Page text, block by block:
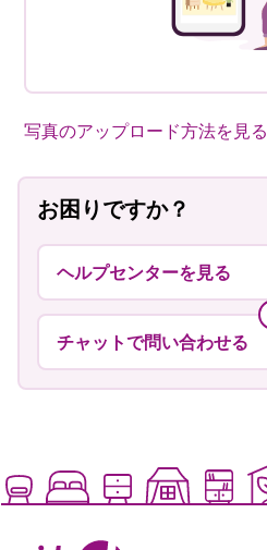
写真のアップロード方法を見る
お困りですか？
ヘルプセンターを見る
チャットで問い合わせる